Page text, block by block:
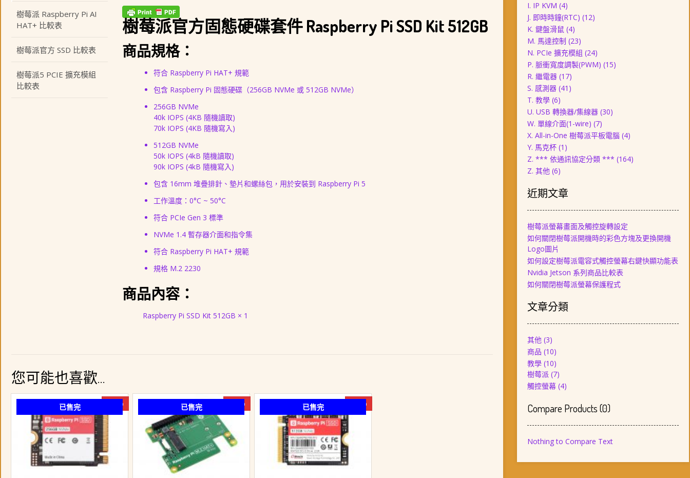
樹莓派 Raspberry Pi AI
HAT+ 比較表
樹莓派官方 SSD 比較表
樹莓派5 PCIE 擴充模組
比較表
樹莓派官方固態硬碟套件 Raspberry Pi SSD Kit 512GB
商品規格：
符合 Raspberry Pi HAT+ 規範
包含 Raspberry Pi 固態硬碟（256GB NVMe 或 512GB NVMe）
256GB NVMe
40k IOPS (4KB 隨機讀取)
70k IOPS (4KB 隨機寫入)
512GB NVMe
50k IOPS (4kB 隨機讀取)
90k IOPS (4kB 隨機寫入)
包含 16mm 堆疊排針、墊片和螺絲包，用於安裝到 Raspberry Pi 5
工作溫度：0°C ~ 50°C
符合 PCIe Gen 3 標準
NVMe 1.4 暫存器介面和指令集
符合 Raspberry Pi HAT+ 規範
規格 M.2 2230
商品內容：
Raspberry Pi SSD Kit 512GB × 1
您可能也喜歡…
已售完 -13% 已售完 -10% 已售完 -29%
I. IP KVM (4)
J. 即時時鐘(RTC) (12)
K. 鍵盤滑鼠 (4)
M. 馬達控制 (23)
N. PCIe 擴充模組 (24)
P. 脈衝寬度調製(PWM) (15)
R. 繼電器 (17)
S. 感測器 (41)
T. 教學 (6)
U. USB 轉換器/集線器 (30)
W. 單線介面(1-wire) (7)
X. All-in-One 樹莓派平板電腦 (4)
Y. 馬克杯 (1)
Z. *** 依通訊協定分類 *** (164)
Z. 其他 (6)
近期文章
樹莓派螢幕畫面及觸控旋轉設定
如何關閉樹莓派開機時的彩色方塊及更換開機
Logo圖片
如何設定樹莓派電容式觸控螢幕右鍵快顯功能表
Nvidia Jetson 系列商品比較表
如何關閉樹莓派螢幕保護程式
文章分類
其他(3)
商品 (10)
教學(10)
樹莓派(7)
觸控螢幕(4)
Compare Products(0)
Nothing to Compare Text